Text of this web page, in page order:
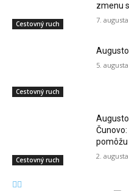
Cestovný ruch
zmenu
7.
Cestovný ruch
5.
Cestovný ruch 2.